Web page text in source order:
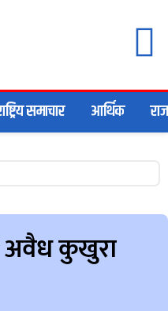
समाचार आर्थिक
अवैध कुखुरा